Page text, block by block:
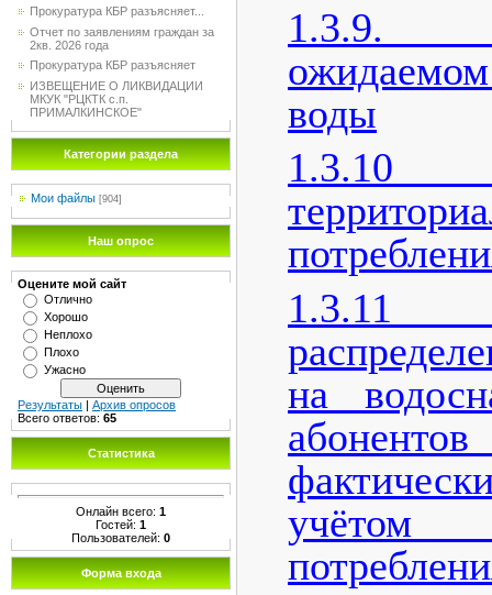
Прокуратура КБР разъясняет...
Отчет по заявлениям граждан за
2кв. 2026 года
Прокуратура КБР разъясняет
ИЗВЕЩЕНИЕ О ЛИКВИДАЦИИ
МКУК "РЦКТК с.п.
ПРИМАЛКИНСКОЕ"
Категории раздела
Мои файлы [904]
Наш опрос
Оцените мой сайт
Отлично
Хорошо
Неплохо
Плохо
Ужасно
Результаты | Архив опросов
Всего ответов: 65
Статистика
Онлайн всего: 1
Гостей: 1
Пользователей: 0
Форма входа
1.3.9.
воды
на
учётом